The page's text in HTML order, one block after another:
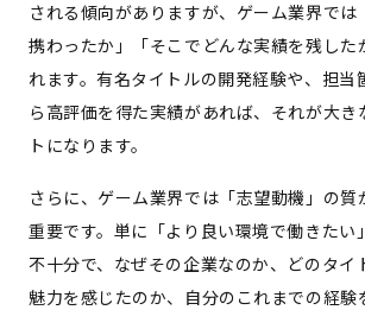
される傾向がありますが、ゲーム業界では
携わったか」「そこでどんな実績を残した
れます。有名タイトルの開発経験や、担当
ら高評価を得た実績があれば、それが大き
トになります。
さらに、ゲーム業界では「志望動機」の質
重要です。単に「より良い環境で働きたい
不十分で、なぜその企業なのか、どのタイ
魅力を感じたのか、自分のこれまでの経験